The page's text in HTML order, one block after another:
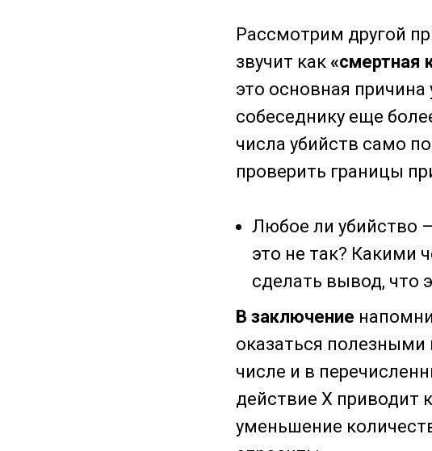
Рассмотрим другой
звучит как «смертная
это основная
собеседнику еще
числа убийств само
проверить границы
Любое ли убийство
это не так? Какими
сделать вывод, что
В заключение
оказаться полезными
числе и в
действие Х приводит
уменьшение